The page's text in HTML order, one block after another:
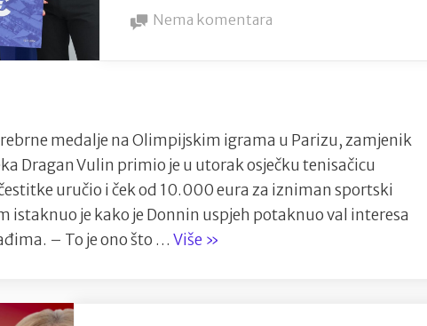
on
Nema komentarana
Vekić
s
10
tisuća
medalje na Olimpijskim igrama u Parizu, zamjenik
Dragan Vulin primio je u utorak osječku tenisačicu
uručio i ček od 10.000 eura za izniman sportski
istaknuo je kako je Donnin uspjeh potaknuo val interesa
– To je ono što … Više “Grad
»